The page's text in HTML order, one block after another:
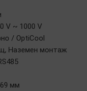
V ~ 1000 V
/ OptiCool
Наземен монтаж
мм